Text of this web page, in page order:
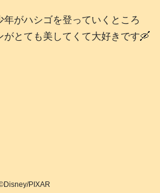
がハシゴを登っていくところ
がとても美してくて大好きです🛶
PIXAR